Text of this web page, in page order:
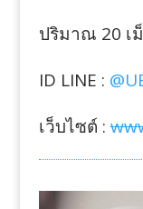
ปริมาณ 20 เ
ID LINE :
เว็บไซต์ :